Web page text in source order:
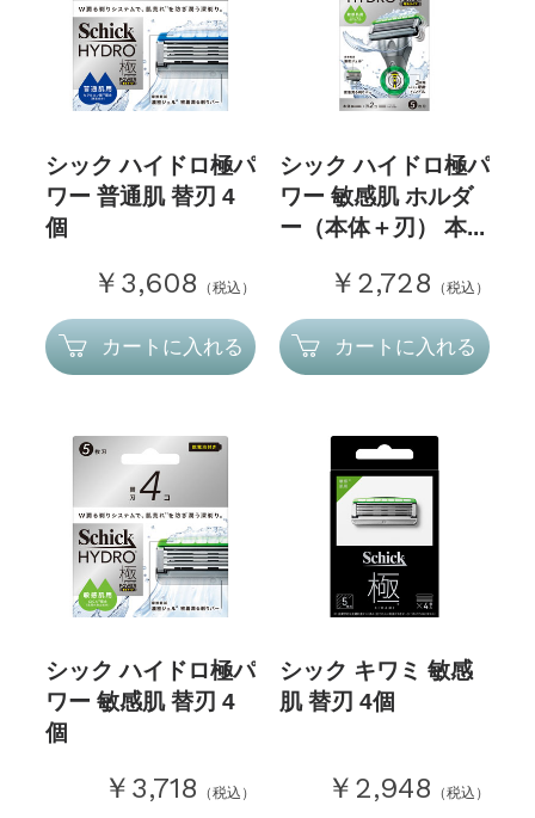
シック ハイドロ極パ
ワー 普通肌 替刃 4
個
￥3,608 （税込）
カートに入れる
シック ハイドロ極パ
ワー 敏感肌 ホルダ
ー（本体＋刃） 本...
￥2,728 （税込）
カートに入れる
シック ハイドロ極パ
ワー 敏感肌 替刃 4
個
￥3,718 （税込）
シック キワミ 敏感
肌 替刃 4個
￥2,948 （税込）